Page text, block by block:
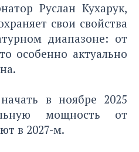
Руслан Кухарук,
свои свойства
диапазоне: от
особенно актуально
в ноябре 2025
мощность от
в 2027-м.